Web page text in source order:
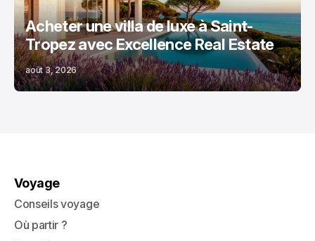
Acheter une villa de luxe à Saint-
Tropez avec Excellence Real Estate
août 3, 2026
Voyage
Conseils voyage
Où partir ?